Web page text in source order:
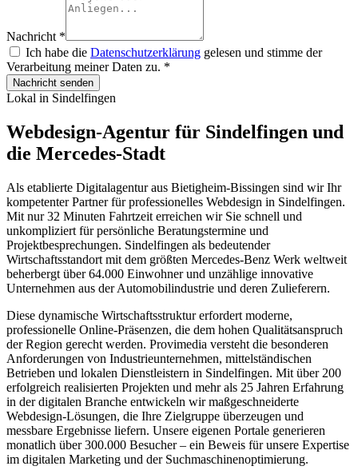
Nachricht *
Ich habe die Datenschutzerklärung gelesen und stimme der
Verarbeitung meiner Daten zu. *
Nachricht senden
Lokal in Sindelfingen
Webdesign-Agentur für Sindelfingen und
die Mercedes-Stadt
Als etablierte Digitalagentur aus Bietigheim-Bissingen sind wir Ihr
kompetenter Partner für professionelles Webdesign in Sindelfingen.
Mit nur 32 Minuten Fahrtzeit erreichen wir Sie schnell und
unkompliziert für persönliche Beratungstermine und
Projektbesprechungen. Sindelfingen als bedeutender
Wirtschaftsstandort mit dem größten Mercedes-Benz Werk weltweit
beherbergt über 64.000 Einwohner und unzählige innovative
Unternehmen aus der Automobilindustrie und deren Zulieferern.
Diese dynamische Wirtschaftsstruktur erfordert moderne,
professionelle Online-Präsenzen, die dem hohen Qualitätsanspruch
der Region gerecht werden. Provimedia versteht die besonderen
Anforderungen von Industrieunternehmen, mittelständischen
Betrieben und lokalen Dienstleistern in Sindelfingen. Mit über 200
erfolgreich realisierten Projekten und mehr als 25 Jahren Erfahrung
in der digitalen Branche entwickeln wir maßgeschneiderte
Webdesign-Lösungen, die Ihre Zielgruppe überzeugen und
messbare Ergebnisse liefern. Unsere eigenen Portale generieren
monatlich über 300.000 Besucher – ein Beweis für unsere Expertise
im digitalen Marketing und der Suchmaschinenoptimierung.